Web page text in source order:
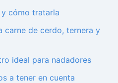
cómo tratarla
carne de cerdo, ternera y
ideal para nadadores
a tener en cuenta